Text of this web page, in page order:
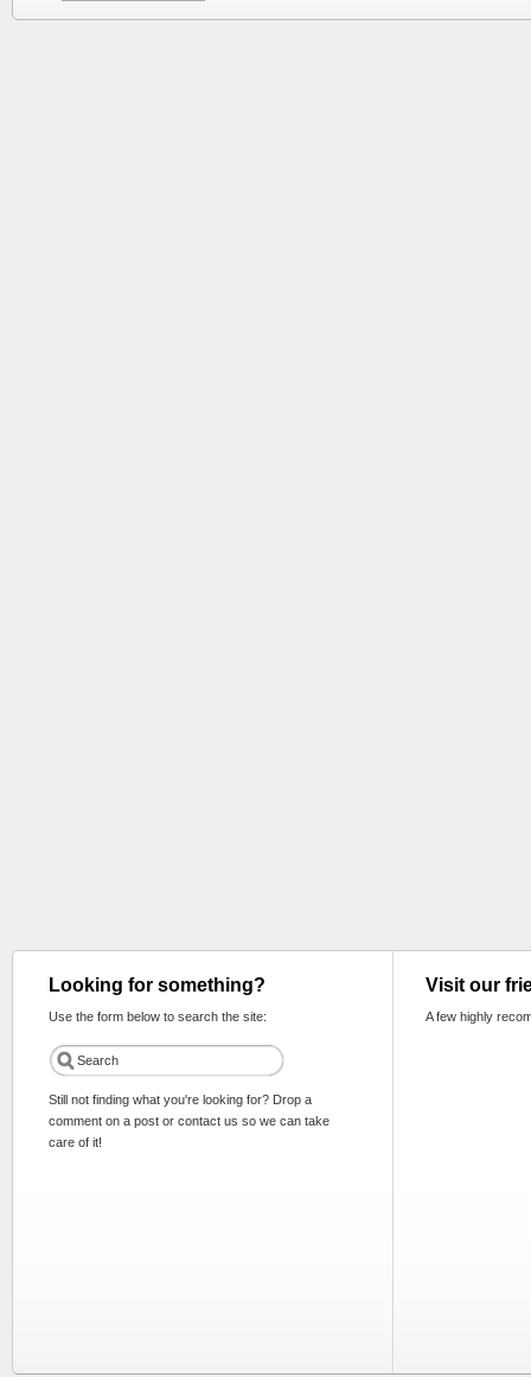
Looking for something?
Use the form below to search the site:
Still not finding what you're looking for? Drop a
comment on a post or contact us so we can take
care of it!
Visit our
A few highly